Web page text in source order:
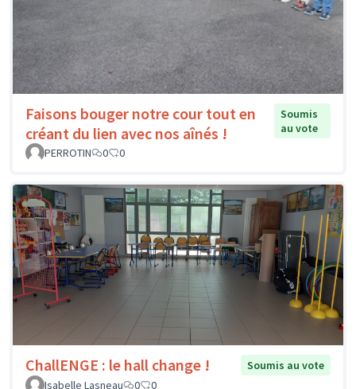
Faisons bouger notre cour tout en
créant du lien avec nos aînés !
Soumis
au vote
PERROTIN
0 0
ChallENGE : le hall change !
Soumis au vote
Isabelle Lasneau
0 0